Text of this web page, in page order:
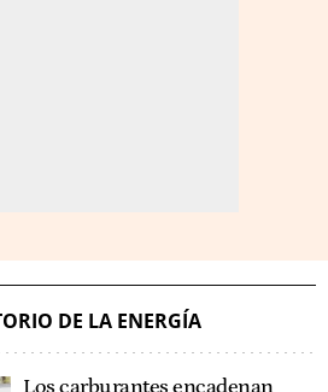
DE LA ENERGÍA
Los carburantes encadenan